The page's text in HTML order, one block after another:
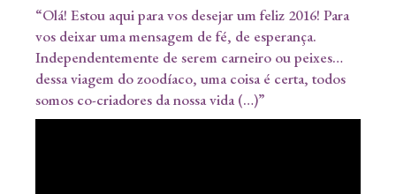
“Olá! Estou aqui para vos desejar um feliz 2016! Para
vos deixar uma mensagem de fé, de esperança.
Independentemente de serem carneiro ou peixes…
dessa viagem do zoodíaco, uma coisa é certa, todos
somos co-criadores da nossa vida (…)”